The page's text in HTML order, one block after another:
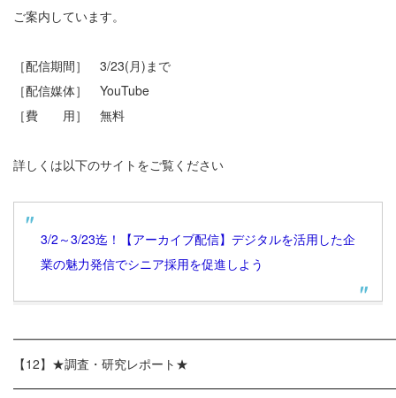
ご案内しています。
［配信期間］ 3/23(月)まで
［配信媒体］ YouTube
［費 用］ 無料
詳しくは以下のサイトをご覧ください
3/2～3/23迄！【アーカイブ配信】デジタルを活用した企
業の魅力発信でシニア採用を促進しよう
【12】★調査・研究レポート★